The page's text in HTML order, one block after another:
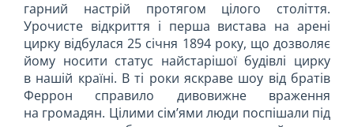
гарний настрій протягом цілого століття.
Урочисте відкриття і перша вистава на арені
цирку відбулася 25 січня 1894 року, що дозволяє
йому носити статус найстарішої будівлі цирку
в нашій країні. В ті роки яскраве шоу від братів
Феррон справило дивовижне враження
на громадян. Цілими сім’ями люди поспішали під